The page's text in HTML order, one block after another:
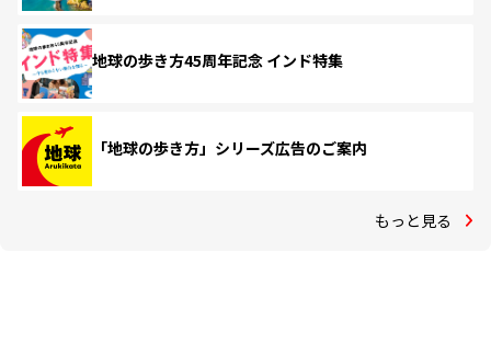
地球の歩き方45周年記念 インド特集
「地球の歩き方」シリーズ広告のご案内
もっと見る